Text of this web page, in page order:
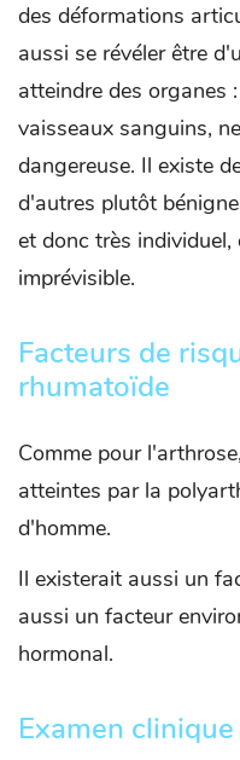
des déformations
aussi se révéler être
atteindre des organes
vaisseaux sanguins,
dangereuse. Il existe
d'autres plutôt
et donc très
imprévisible.
Facteurs de
rhumatoïde
Comme pour
atteintes par la
d'homme.
Il existerait aussi un
aussi un facteur
hormonal.
Examen clinique